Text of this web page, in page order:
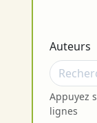
Auteurs
Appuyez
lignes